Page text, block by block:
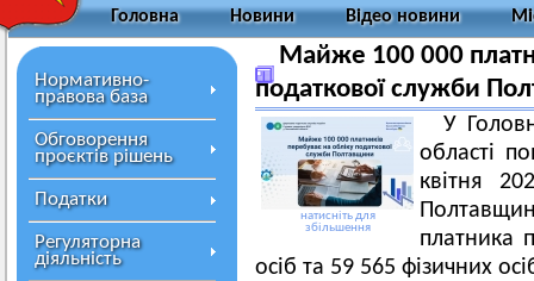
Головна Новини Відео новини
Нормативно-
правова база
Обговорення
проєктів рішень
Податки
Регуляторна
діяльність
Майже 100 000
податкової служби
натисніть для
збільшення
У
області
квітня
платника
осіб та 59 565 фізичних